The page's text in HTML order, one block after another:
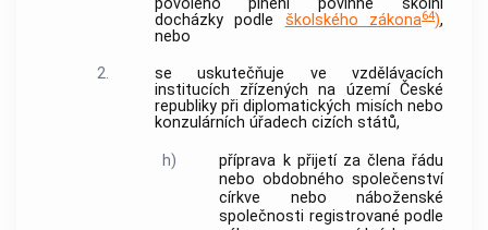
povoleno plnění povinné školní
docházky podle školského zákona64),
nebo
2.
se uskutečňuje ve vzdělávacích
institucích zřízených na území České
republiky při diplomatických misích nebo
konzulárních úřadech cizích států,
h)
příprava k přijetí za člena řádu
nebo obdobného společenství
církve nebo náboženské
společnosti registrované podle